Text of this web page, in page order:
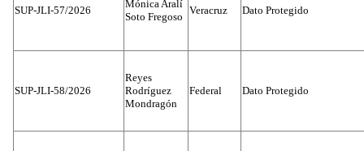
SUP-JLI-57/2026
Mónica Aralí
Soto Fregoso
Veracruz Dato Protegido
SUP-JLI-58/2026
Reyes
Rodríguez
Mondragón
Federal Dato Protegido